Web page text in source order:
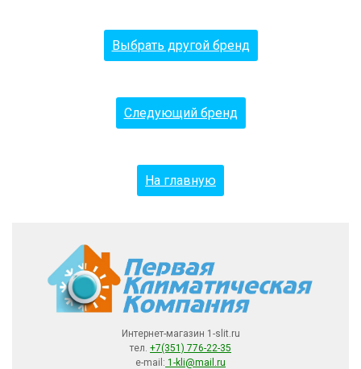
Выбрать другой бренд
Следующий бренд
На главную
Интернет-магазин 1-slit.ru
тел. +7(351) 776-22-35
e-mail: 1-kli@mail.ru